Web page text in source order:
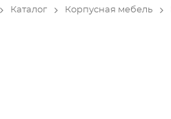
Каталог Корпусная мебель